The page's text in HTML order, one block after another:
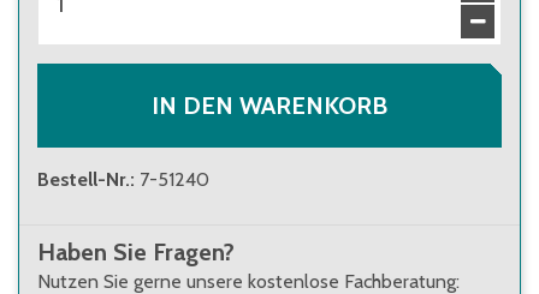
280,00 €
ab 9 Stück
IN DEN WARENKORB
Bestell-Nr.: 7-51240
Haben Sie Fragen?
Nutzen Sie gerne unsere kostenlose Fachberatung: